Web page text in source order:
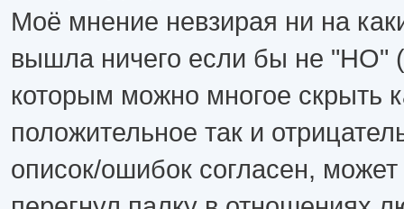
Моё мнение невзирая ни на
вышла ничего если бы не "НО"
которым можно многое скрыть
положительное так и
описок/ошибок согласен, может